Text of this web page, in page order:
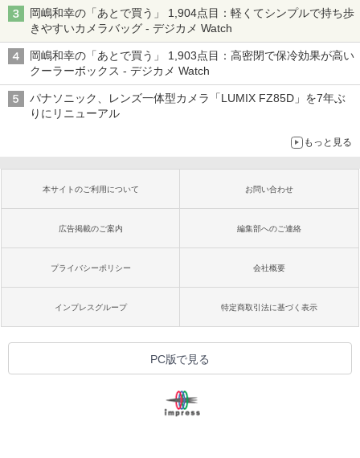
岡嶋和幸の「あとで買う」 1,904点目：軽くてシンプルで持ち歩
きやすいカメラバッグ - デジカメ Watch
岡嶋和幸の「あとで買う」 1,903点目：高密閉で保冷効果が高い
クーラーボックス - デジカメ Watch
パナソニック、レンズ一体型カメラ「LUMIX FZ85D」を7年ぶ
りにリニューアル
もっと見る
本サイトのご利用について お問い合わせ
広告掲載のご案内 編集部へのご連絡
プライバシーポリシー 会社概要
インプレスグループ 特定商取引法に基づく表示
PC版で見る